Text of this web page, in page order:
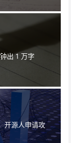
出 1 万字
开源人申请攻